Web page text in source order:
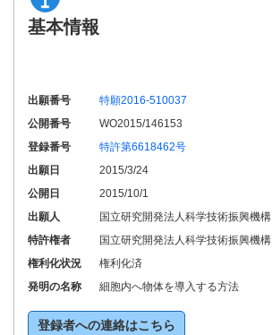
基本情報
出願番号
特願2016-510037
公開番号
WO2015/146153
登録番号
特許第6618462号
出願日
2015/3/24
公開日
2015/10/1
出願人
国立研究開発法人科学技術振興機構
特許権者
国立研究開発法人科学技術振興機構
権利化状況
権利化済
発明の名称
細胞内へ物体を導入する方法
登録者への連絡はこちら